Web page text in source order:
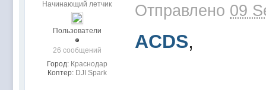
Начинающий летчик
Пользователи
26 сообщений
Город: Краснодар
Коптер: DJI Spark
Отправлено 09
ACDS,